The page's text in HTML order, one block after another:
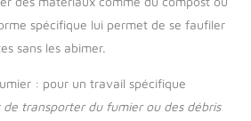
spécifique lui permet de se faufiler
sans les abimer.
: pour un travail spécifique
de transporter du fumier ou des débris